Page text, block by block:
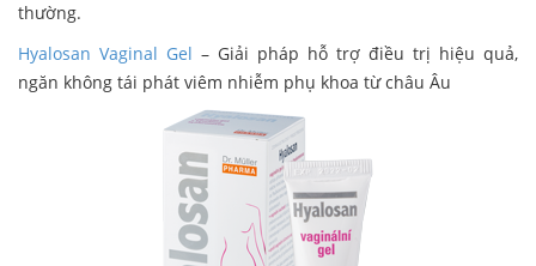
thường.
Hyalosan Vaginal Gel – Giải pháp hỗ trợ điều trị hiệu quả,
ngăn không tái phát viêm nhiễm phụ khoa từ châu Âu